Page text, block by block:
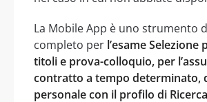
La Mobile App è uno strumento
completo per l’esame Selezione
titoli e prova-colloquio, per
contratto a tempo determinato,
personale con il profilo di